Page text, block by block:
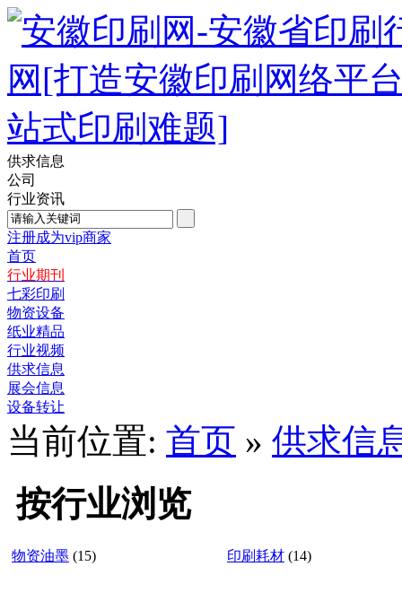
供求信息
公司
行业资讯
注册成为vip商家
首页
行业期刊
七彩印刷
物资设备
纸业精品
行业视频
供求信息
展会信息
设备转让
当前位置: 首页 » 供求信
按行业浏览
物资油墨 (15) 印刷耗材 (14)